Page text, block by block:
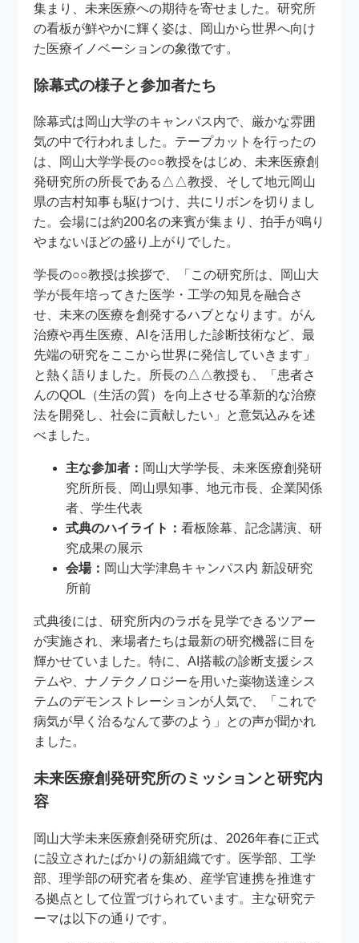
集まり、未来医療への期待を寄せました。研究所
の看板が鮮やかに輝く姿は、岡山から世界へ向け
た医療イノベーションの象徴です。
除幕式の様子と参加者たち
除幕式は岡山大学のキャンパス内で、厳かな雰囲
気の中で行われました。テープカットを行ったの
は、岡山大学学長の○○教授をはじめ、未来医療創
発研究所の所長である△△教授、そして地元岡山
県の吉村知事も駆けつけ、共にリボンを切りまし
た。会場には約200名の来賓が集まり、拍手が鳴り
やまないほどの盛り上がりでした。
学長の○○教授は挨拶で、「この研究所は、岡山大
学が長年培ってきた医学・工学の知見を融合さ
せ、未来の医療を創発するハブとなります。がん
治療や再生医療、AIを活用した診断技術など、最
先端の研究をここから世界に発信していきます」
と熱く語りました。所長の△△教授も、「患者さ
んのQOL（生活の質）を向上させる革新的な治療
法を開発し、社会に貢献したい」と意気込みを述
べました。
主な参加者： 岡山大学学長、未来医療創発研
究所所長、岡山県知事、地元市長、企業関係
者、学生代表
式典のハイライト：看板除幕、記念講演、研
究成果の展示
会場： 岡山大学津島キャンパス内 新設研究
所前
式典後には、研究所内のラボを見学できるツアー
が実施され、来場者たちは最新の研究機器に目を
輝かせていました。特に、AI搭載の診断支援シス
テムや、ナノテクノロジーを用いた薬物送達シス
テムのデモンストレーションが人気で、「これで
病気が早く治るなんて夢のよう」との声が聞かれ
ました。
未来医療創発研究所のミッションと研究内
容
岡山大学未来医療創発研究所は、2026年春に正式
に設立されたばかりの新組織です。医学部、工学
部、理学部の研究者を集め、産学官連携を推進す
る拠点として位置づけられています。主な研究テ
ーマは以下の通りです。